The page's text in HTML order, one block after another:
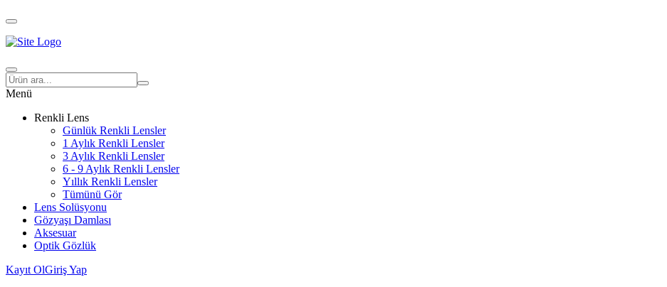
Menü
Renkli Lens
Günlük Renkli Lensler
1 Aylık Renkli Lensler
3 Aylık Renkli Lensler
6 - 9 Aylık Renkli Lensler
Yıllık Renkli Lensler
Tümünü Gör
Lens Solüsyonu
Gözyaşı Damlası
Aksesuar
Optik Gözlük
Kayıt OlGiriş Yap